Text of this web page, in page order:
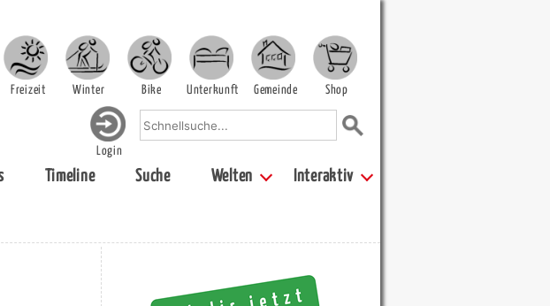
Freizeit Winter Bike Unterkunft Gemeinde Shop
Login
Timeline Suche Welten Interaktiv